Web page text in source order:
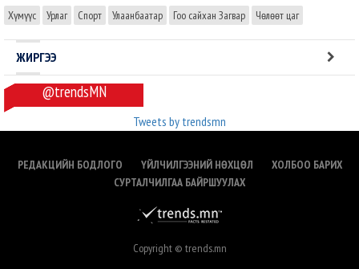
Хүмүүс
Урлаг Спорт Улаанбаатар Гоо сайхан Загвар Чөлөөт цаг
ЖИРГЭЭ
@trendsMN
Tweets by trendsmn
РЕДАКЦИЙН БОДЛОГО ҮЙЛЧИЛГЭЭНИЙ НӨХЦӨЛ
ХОЛБОО БАРИХ
СУРТАЛЧИЛГАА БАЙРШУУЛАХ
Copyright © trends.mn